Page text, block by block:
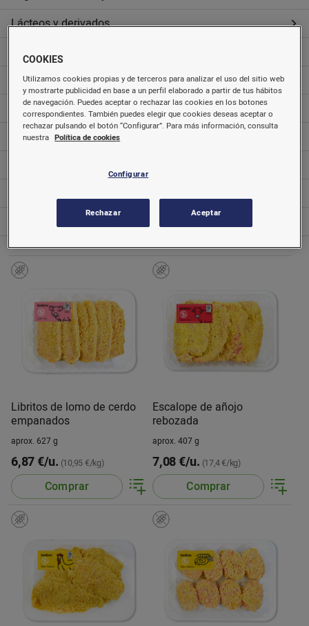
Lácteos y derivados
Pan
Pasta y harinas
Pastelería, galletas y cereales
Quesos
Libritos de lomo de cerdo
empanados
aprox. 627 g
6,87 €/u. (10,95 €/kg)
Comprar
Escalope de añojo
rebozada
aprox. 407 g
7,08 €/u. (17,4 €/kg)
Comprar
COOKIES
Utilizamos cookies propias y de terceros para analizar el uso del sitio web
y mostrarte publicidad en base a un perfil elaborado a partir de tus hábitos
de navegación. Puedes aceptar o rechazar las cookies en los botones
correspondientes. También puedes elegir que cookies deseas aceptar o
rechazar pulsando el botón “Configurar”. Para más información, consulta
nuestra Política de cookies
Configurar
Rechazar Aceptar